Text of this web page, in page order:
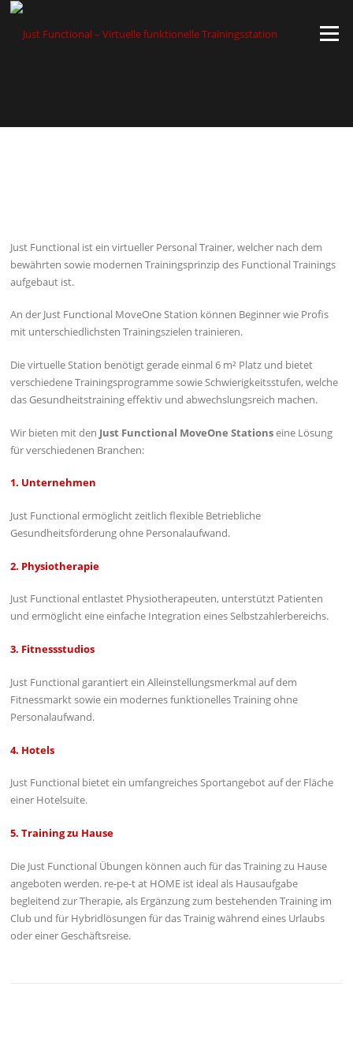
Zum
springen
Menü
Just Functional ist ein virtueller Personal Trainer, welcher nach dem
bewährten sowie modernen Trainingsprinzip des Functional Trainings
aufgebaut ist.
An der Just Functional MoveOne Station können Beginner wie Profis
mit unterschiedlichsten Trainingszielen trainieren.
Die virtuelle Station benötigt gerade einmal 6 m² Platz und bietet
verschiedene Trainingsprogramme sowie Schwierigkeitsstufen, welche
das Gesundheitstraining effektiv und abwechslungsreich machen.
Wir bieten mit den Just Functional MoveOne Stationseine Lösung
für verschiedenen Branchen:
1. Unternehmen
Just Functional ermöglicht zeitlich flexible Betriebliche
Gesundheitsförderung ohne Personalaufwand.
2. Physiotherapie
Just Functional entlastet Physiotherapeuten, unterstützt Patienten
und ermöglicht eine einfache Integration eines Selbstzahlerbereichs.
3. Fitnessstudios
Just Functional garantiert ein Alleinstellungsmerkmal auf dem
Fitnessmarkt sowie ein modernes funktionelles Training ohne
Personalaufwand.
4. Hotels
Just Functional bietet ein umfangreiches Sportangebot auf der Fläche
einer Hotelsuite.
5. Training zu Hause
Die Just Functional Übungen können auch für das Training zu Hause
angeboten werden. re-pe-t at HOME ist ideal als Hausaufgabe
begleitend zur Therapie, als Ergänzung zum bestehenden Training im
Club und für Hybridlösungen für das Trainig während eines Urlaubs
oder einer Geschäftsreise.